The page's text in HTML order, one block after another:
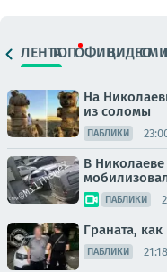
ЛЕНТАТОПОФИЦ.ВИДЕО
На
из соломы
ПАБЛИКИ
В
ПАБЛИКИ
Граната,
ПАБЛИКИ 21:18